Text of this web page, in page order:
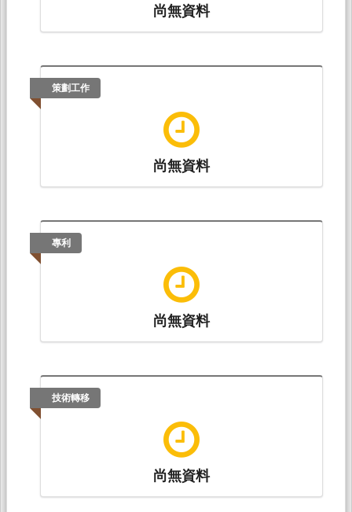
尚無資料
策劃工作
尚無資料
專利
尚無資料
技術轉移
尚無資料